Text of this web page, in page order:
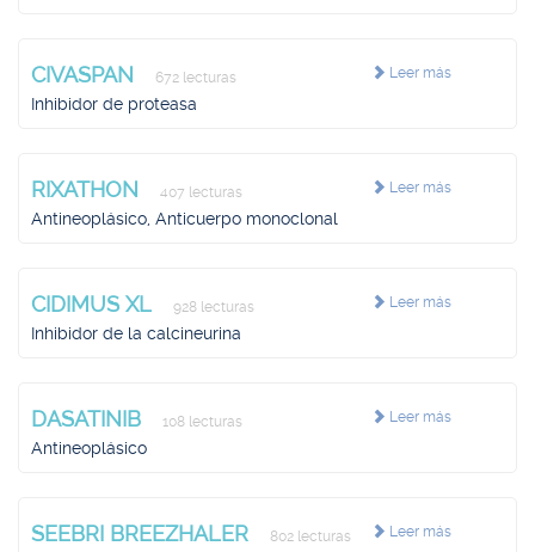
Leer más
CIVASPAN 672 lecturas
Inhibidor de proteasa
Leer más
RIXATHON 407 lecturas
Antineoplásico, Anticuerpo monoclonal
Leer más
CIDIMUS XL 928 lecturas
Inhibidor de la calcineurina
Leer más
DASATINIB 108 lecturas
Antineoplásico
Leer más
SEEBRI BREEZHALER 802 lecturas